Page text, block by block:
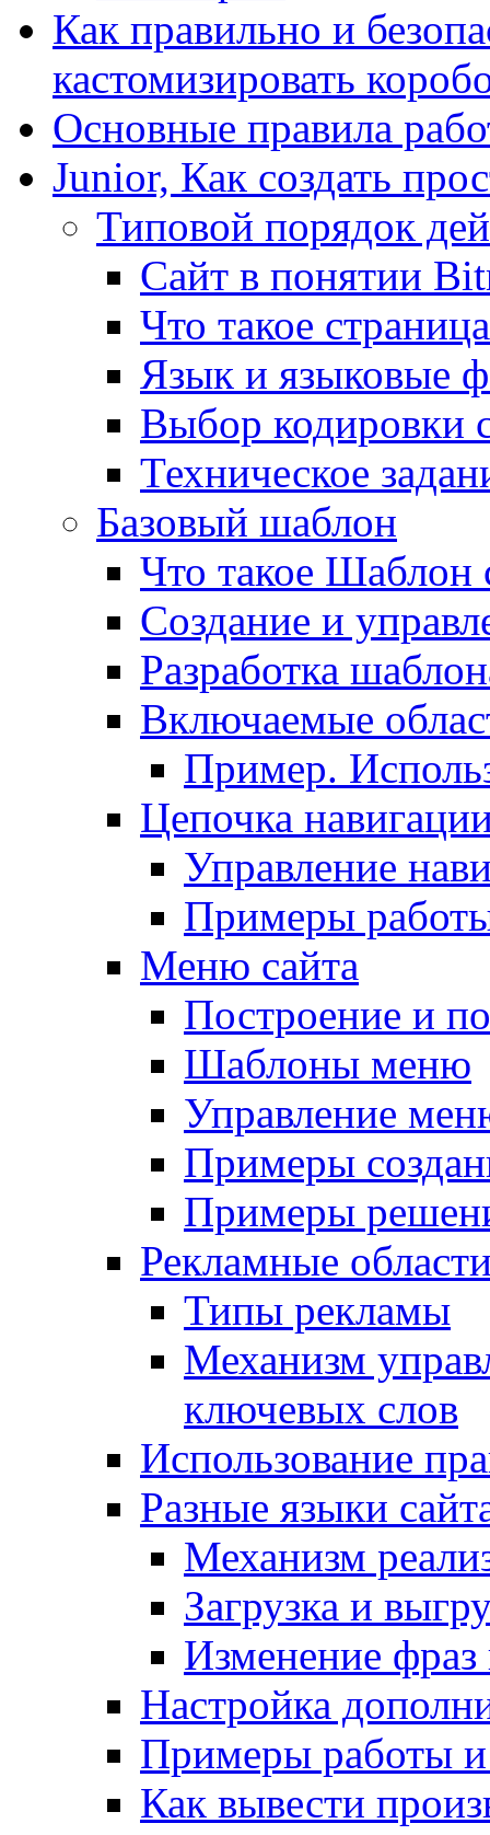
Как правильно и
кастомизировать
Основные правила
Junior, Как создать
Типовой порядок
Сайт в понятии
Что такое страница
Язык и языковые
Выбор кодировки
Техническое
Базовый шаблон
Что такое Шаблон
Создание и
Разработка
Включаемые
Пример.
Цепочка
Управление
Примеры
Меню сайта
Построение и
Шаблоны меню
Управление
Примеры
Примеры
Рекламные
Типы рекламы
Механизм
ключевых слов
Использование
Разные языки
Механизм
Загрузка и
Изменение
Настройка
Примеры работы
Как вывести